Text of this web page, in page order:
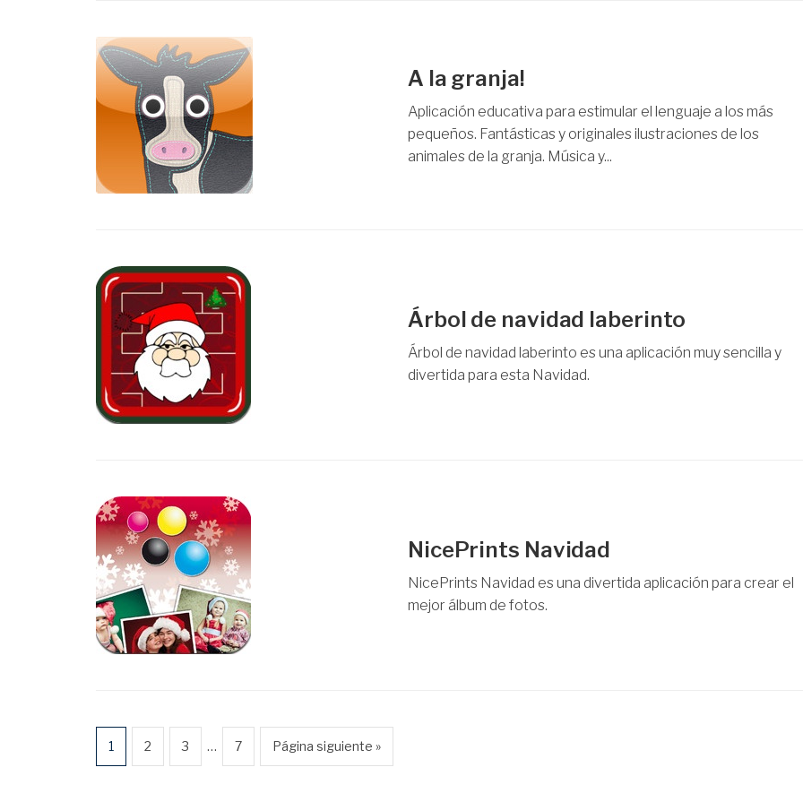
A la granja!
Aplicación educativa para estimular el lenguaje a los más
pequeños. Fantásticas y originales ilustraciones de los
animales de la granja. Música y...
Árbol de navidad laberinto
Árbol de navidad laberinto es una aplicación muy sencilla y
divertida para esta Navidad.
NicePrints Navidad
NicePrints Navidad es una divertida aplicación para crear el
mejor álbum de fotos.
1 2 3 … 7 Página siguiente »